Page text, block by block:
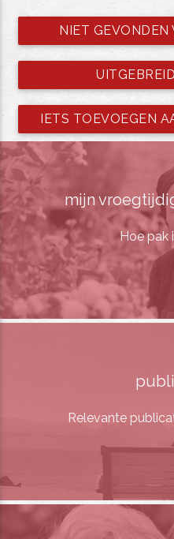
NIET GEVONDEN
IETS TOEVOEGEN
mijn
Hoe pak
Relevante